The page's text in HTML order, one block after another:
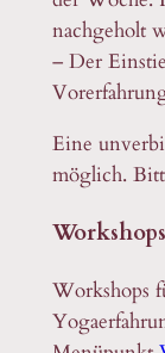
nachgeholt
– Der
Eine
möglich.
Workshops
Workshops